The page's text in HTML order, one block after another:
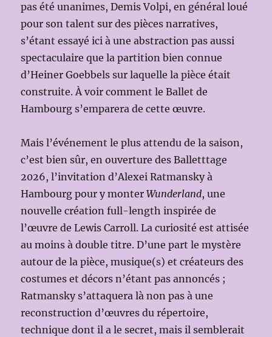
pas été unanimes, Demis Volpi, en général loué
pour son talent sur des pièces narratives,
s’étant essayé ici à une abstraction pas aussi
spectaculaire que la partition bien connue
d’Heiner Goebbels sur laquelle la pièce était
construite. À voir comment le Ballet de
Hambourg s’emparera de cette œuvre.
Mais l’événement le plus attendu de la saison,
c’est bien sûr, en ouverture des Balletttage
2026, l’invitation d’Alexei Ratmansky à
Hambourg pour y monterWunderland, une
nouvelle création full-length inspirée de
l’œuvre de Lewis Carroll. La curiosité est attisée
au moins à double titre. D’une part le mystère
autour de la pièce, musique(s) et créateurs des
costumes et décors n’étant pas annoncés ;
Ratmansky s’attaquera là non pas à une
reconstruction d’œuvres du répertoire,
technique dont il a le secret, mais il semblerait